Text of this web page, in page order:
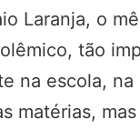
Laranja, o
tão
na escola,
matérias,